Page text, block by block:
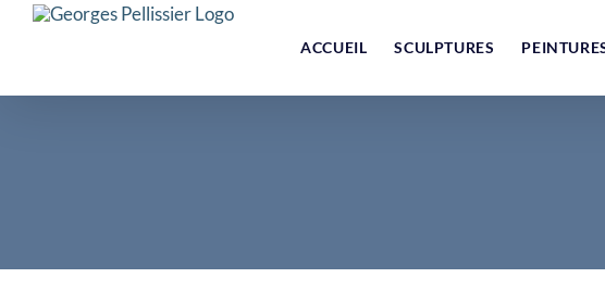
ACCUEIL SCULPTURES